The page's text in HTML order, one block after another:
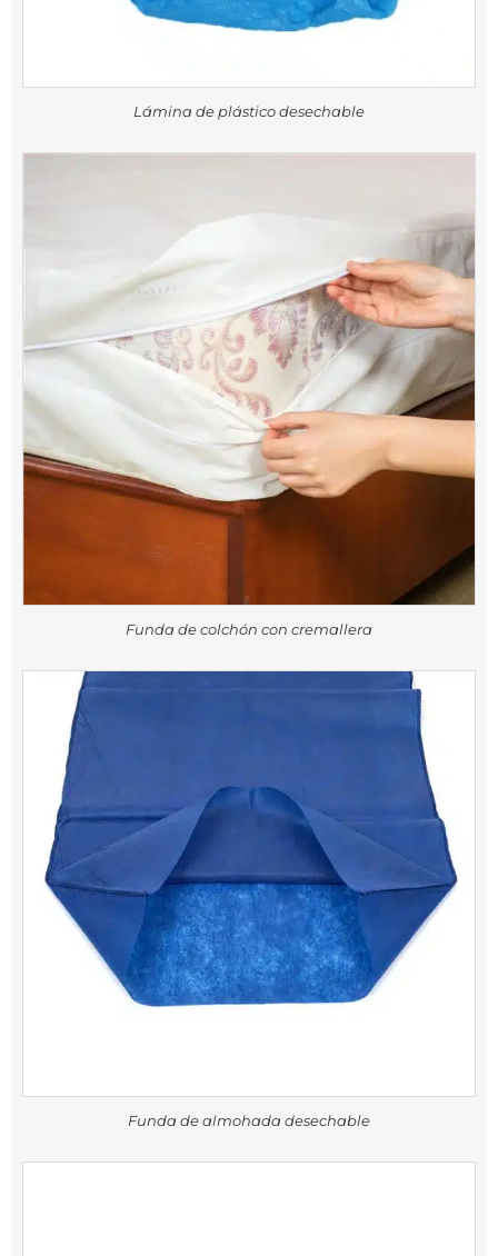
Lámina de plástico desechable
Funda de colchón con cremallera
Funda de almohada desechable